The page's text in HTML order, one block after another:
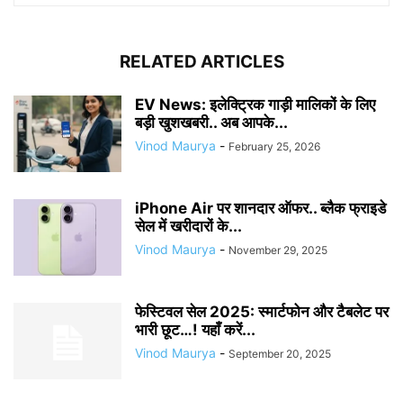
RELATED ARTICLES
EV News: इलेक्ट्रिक गाड़ी मालिकों के लिए
बड़ी खुशखबरी.. अब आपके...
Vinod Maurya - February 25, 2026
iPhone Air पर शानदार ऑफर.. ब्लैक फ्राइडे
सेल में खरीदारों के...
Vinod Maurya - November 29, 2025
फेस्टिवल सेल 2025: स्मार्टफोन और टैबलेट पर
भारी छूट…! यहाँ करें...
Vinod Maurya - September 20, 2025